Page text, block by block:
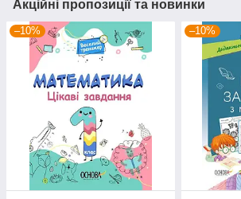
Акційні пропозиції та новинки
–10% –10%